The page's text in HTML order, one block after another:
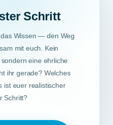
Schritt
Wissen — den Weg
mit euch. Kein
eine ehrliche
ihr gerade? Welches
ist euer realistischer
Schritt?